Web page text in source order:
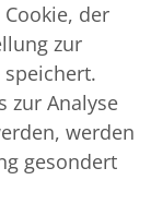
der
zur
zur Analyse
werden
gesondert